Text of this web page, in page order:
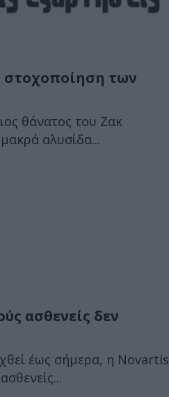
στοχοποίηση των
θάνατος του Ζακ
αλυσίδα...
ασθενείς δεν
έως σήμερα, η Novartis